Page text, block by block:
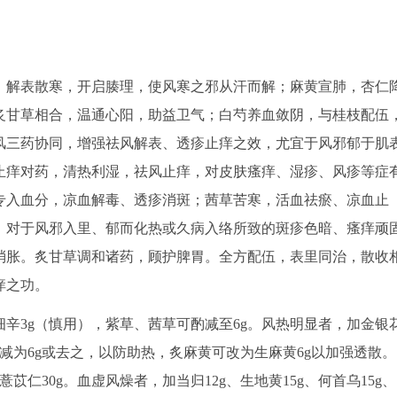
表散寒，开启腠理，使风寒之邪从汗而解；麻黄宣肺，杏仁
草相合，温通心阳，助益卫气；白芍养血敛阴，与桂枝配伍
药协同，增强祛风解表、透疹止痒之效，尤宜于风邪郁于肌
对药，清热利湿，祛风止痒，对皮肤瘙痒、湿疹、风疹等症
血分，凉血解毒、透疹消斑；茜草苦寒，活血祛瘀、凉血止
于风邪入里、郁而化热或久病入络所致的斑疹色暗、瘙痒顽
。炙甘草调和诸药，顾护脾胃。全方配伍，表里同治，散收
功。
3g（慎用），紫草、茜草可酌减至6g。风热明显者，加金银
为6g或去之，以防助热，炙麻黄可改为生麻黄6g以加强透散。
仁30g。血虚风燥者，加当归12g、生地黄15g、何首乌15g、